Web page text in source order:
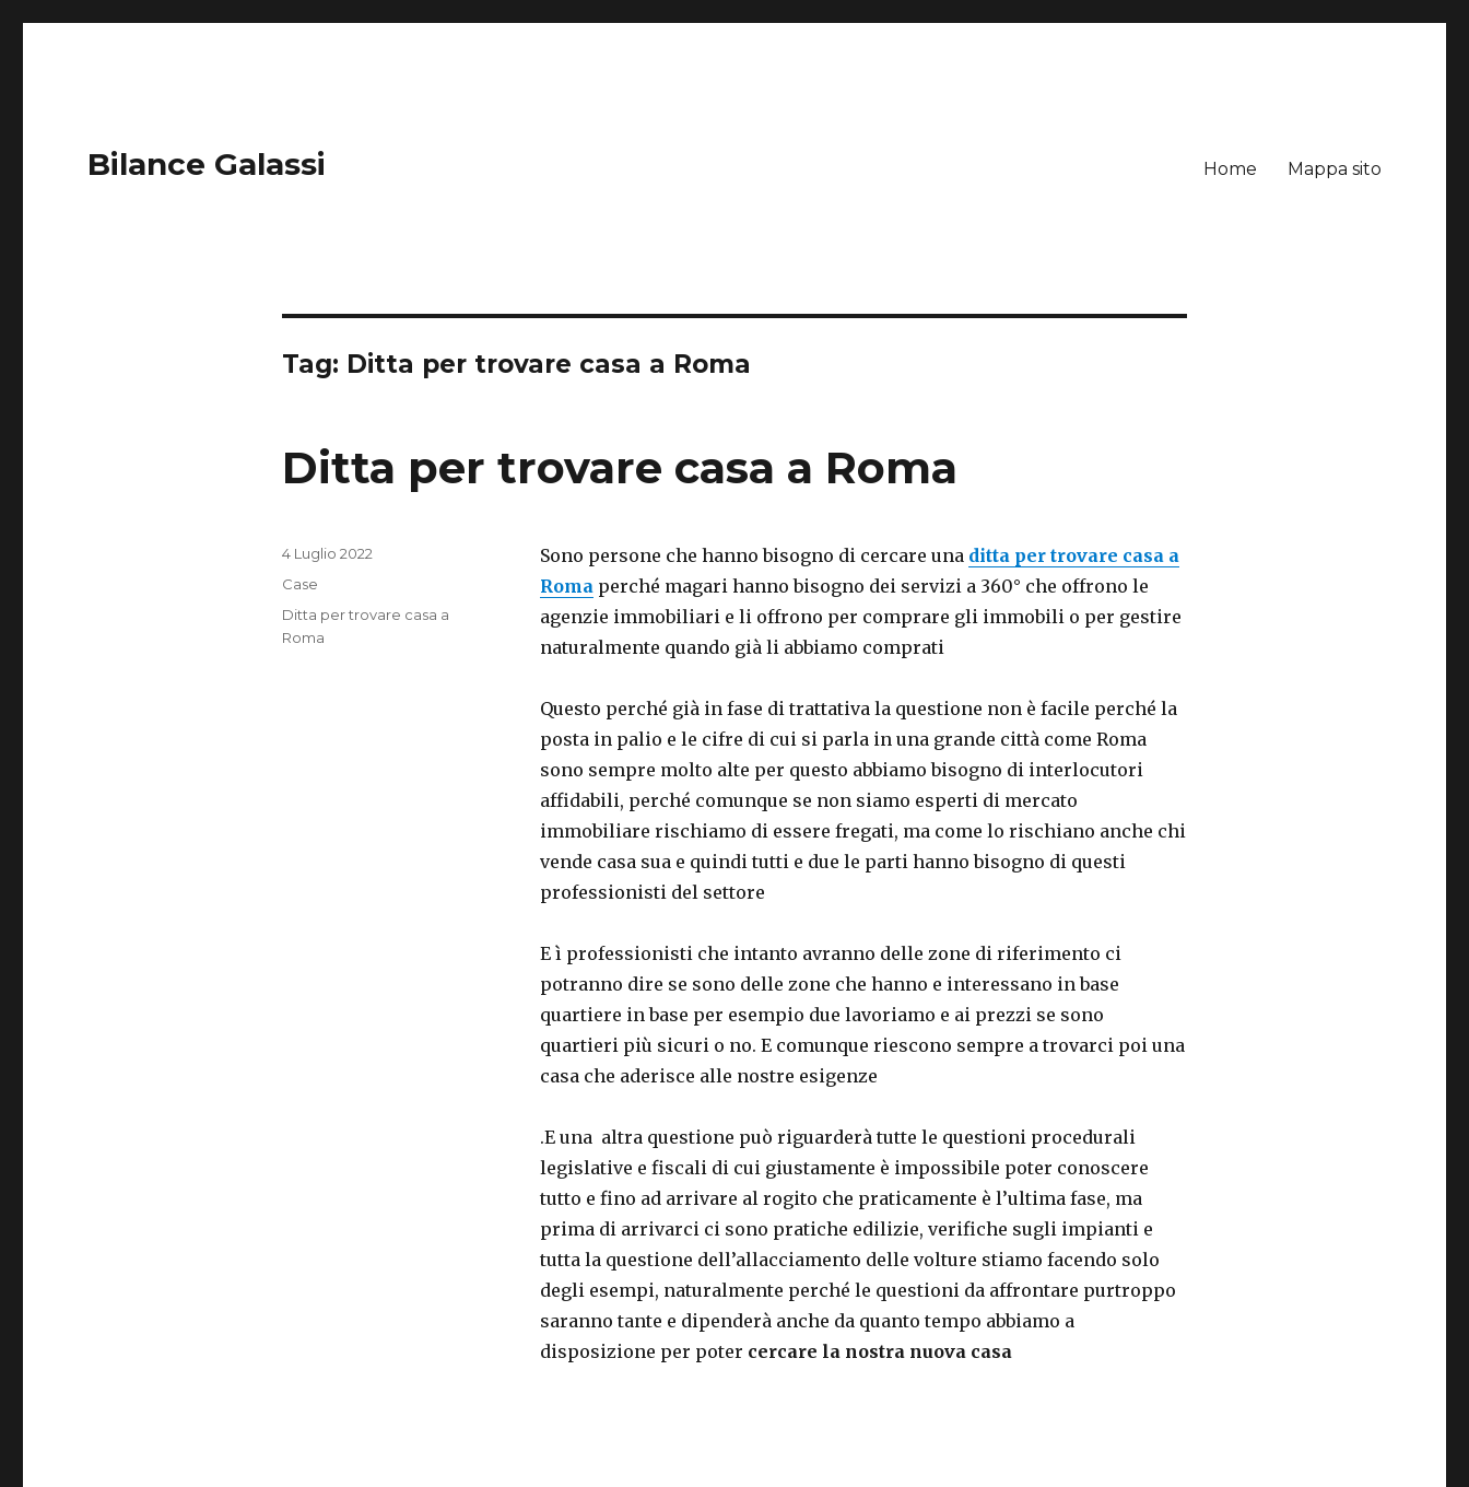
Bilance Galassi Home Mappa sito
Tag: Ditta per trovare casa a Roma
Ditta per trovare casa a Roma
Sono persone che hanno bisogno di cercare una ditta per trovare casa a
Roma perché magari hanno bisogno dei servizi a 360° che offrono le
agenzie immobiliari e li offrono per comprare gli immobili o per gestire
naturalmente quando già li abbiamo comprati
Questo perché già in fase di trattativa la questione non è facile perché la
posta in palio e le cifre di cui si parla in una grande città come Roma
sono sempre molto alte per questo abbiamo bisogno di interlocutori
affidabili, perché comunque se non siamo esperti di mercato
immobiliare rischiamo di essere fregati, ma come lo rischiano anche chi
vende casa sua e quindi tutti e due le parti hanno bisogno di questi
professionisti del settore
E ì professionisti che intanto avranno delle zone di riferimento ci
potranno dire se sono delle zone che hanno e interessano in base
quartiere in base per esempio due lavoriamo e ai prezzi se sono
quartieri più sicuri o no. E comunque riescono sempre a trovarci poi una
casa che aderisce alle nostre esigenze
.E una altra questione può riguarderà tutte le questioni procedurali
legislative e fiscali di cui giustamente è impossibile poter conoscere
tutto e fino ad arrivare al rogito che praticamente è l’ultima fase, ma
prima di arrivarci ci sono pratiche edilizie, verifiche sugli impianti e
tutta la questione dell’allacciamento delle volture stiamo facendo solo
degli esempi, naturalmente perché le questioni da affrontare purtroppo
saranno tante e dipenderà anche da quanto tempo abbiamo a
disposizione per poter cercare la nostra nuova casa
Pubblicato
4 Luglio 2022
Categorie
Case
Tag
Ditta per trovare casa a
Roma